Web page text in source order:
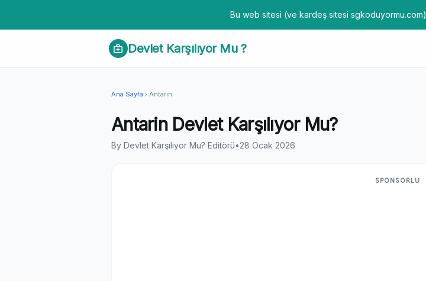
Bu web sitesi (ve kardeş sitesi sgkoduyormu.com)
medical_services Devlet Karşılıyor Mu ?
Ana Sayfa chevron_right Antarin
Antarin Devlet Karşılıyor Mu?
By Devlet Karşılıyor Mu? Editörü•28 Ocak 2026
SPONSORLU